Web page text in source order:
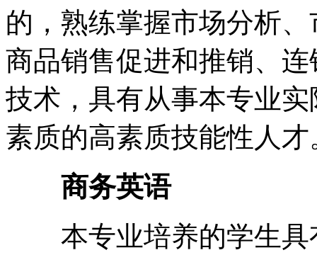
的，熟练掌握市场分析
商品销售促进和推销、
技术，具有从事本专业
素质的高素质技能性人才
商务英语
本专业培养的学生具